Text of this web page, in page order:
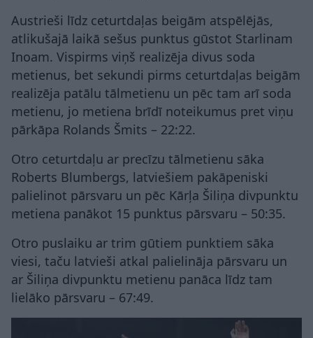
Austrieši līdz ceturtdaļas beigām atspēlējās,
atlikušajā laikā sešus punktus gūstot Starlinam
Inoam. Vispirms viņš realizēja divus soda
metienus, bet sekundi pirms ceturtdaļas beigām
realizēja patālu tālmetienu un pēc tam arī soda
metienu, jo metiena brīdī noteikumus pret viņu
pārkāpa Rolands Šmits – 22:22.
Otro ceturtdaļu ar precīzu tālmetienu sāka
Roberts Blumbergs, latviešiem pakāpeniski
palielinot pārsvaru un pēc Kārļa Šiliņa divpunktu
metiena panākot 15 punktus pārsvaru – 50:35.
Otro puslaiku ar trim gūtiem punktiem sāka
viesi, taču latvieši atkal palielināja pārsvaru un
ar Šiliņa divpunktu metienu panāca līdz tam
lielāko pārsvaru – 67:49.